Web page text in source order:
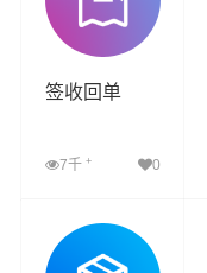
签收回单
7千 + 0
查看详细